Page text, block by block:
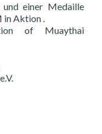
einer Medaille
in Aktion .
of Muaythai